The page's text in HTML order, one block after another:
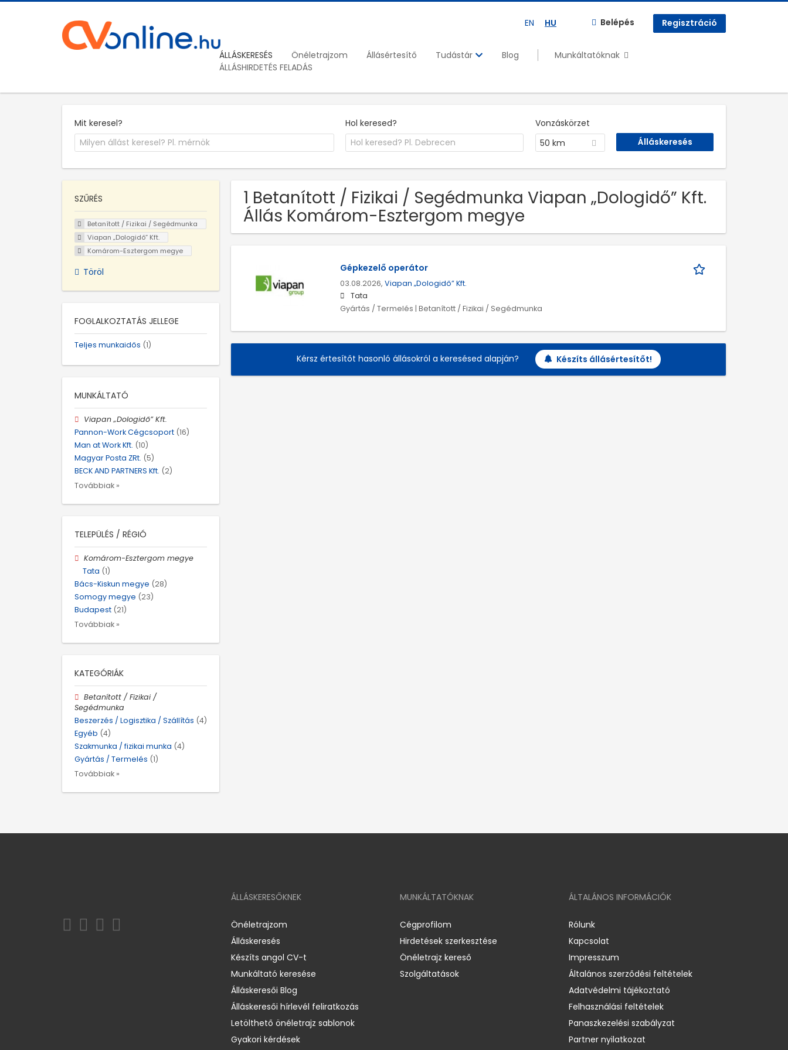
EN HU Belépés Regisztráció
ÁLLÁSKERESÉS Önéletrajzom Állásértesítő Tudástár Blog
Munkáltatóknak
ÁLLÁSHIRDETÉS FELADÁS
Mit keresel? Hol keresed?
Vonzáskörzet
50 km
1 Betanított / Fizikai / Segédmunka Viapan „Dologidő” Kft.
Állás Komárom-Esztergom megye
Gépkezelő operátor
03.08.2026, Viapan „Dologidő” Kft.
Tata
Gyártás / Termelés | Betanított / Fizikai / Segédmunka
Kérsz értesítőt hasonló állásokról a keresésed alapján? Készíts állásértesítőt!
SZŰRÉS
Betanított / Fizikai / Segédmunka
Viapan „Dologidő” Kft.
Komárom-Esztergom megye
Töröl
FOGLALKOZTATÁS JELLEGE
Teljes munkaidős (1)
MUNKÁLTATÓ
Viapan „Dologidő” Kft.
Pannon-Work Cégcsoport (16)
Man at Work Kft. (10)
Magyar Posta ZRt. (5)
BECK AND PARTNERS Kft. (2)
Továbbiak »
TELEPÜLÉS / RÉGIÓ
Komárom-Esztergom megye
Tata (1)
Bács-Kiskun megye (28)
Somogy megye (23)
Budapest (21)
Továbbiak »
KATEGÓRIÁK
Betanított / Fizikai /
Segédmunka
Beszerzés / Logisztika / Szállítás (4)
Egyéb (4)
Szakmunka / fizikai munka (4)
Gyártás / Termelés (1)
Továbbiak »
ÁLLÁSKERESŐKNEK
Önéletrajzom
Álláskeresés
Készíts angol CV-t
Munkáltató keresése
Álláskeresői Blog
Álláskeresői hírlevél feliratkozás
Letölthető önéletrajz sablonok
Gyakori kérdések
MUNKÁLTATÓKNAK
Cégprofilom
Hirdetések szerkesztése
Önéletrajz kereső
Szolgáltatások
ÁLTALÁNOS INFORMÁCIÓK
Rólunk
Kapcsolat
Impresszum
Általános szerződési feltételek
Adatvédelmi tájékoztató
Felhasználási feltételek
Panaszkezelési szabályzat
Partner nyilatkozat